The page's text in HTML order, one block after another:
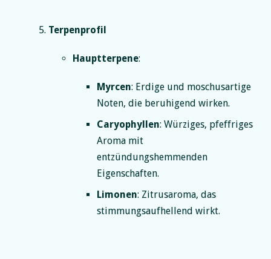
Terpenprofil
Hauptterpene:
Myrcen: Erdige und moschusartige
Noten, die beruhigend wirken.
Caryophyllen: Würziges, pfeffriges
Aroma mit
entzündungshemmenden
Eigenschaften.
Limonen: Zitrusaroma, das
stimmungsaufhellend wirkt.